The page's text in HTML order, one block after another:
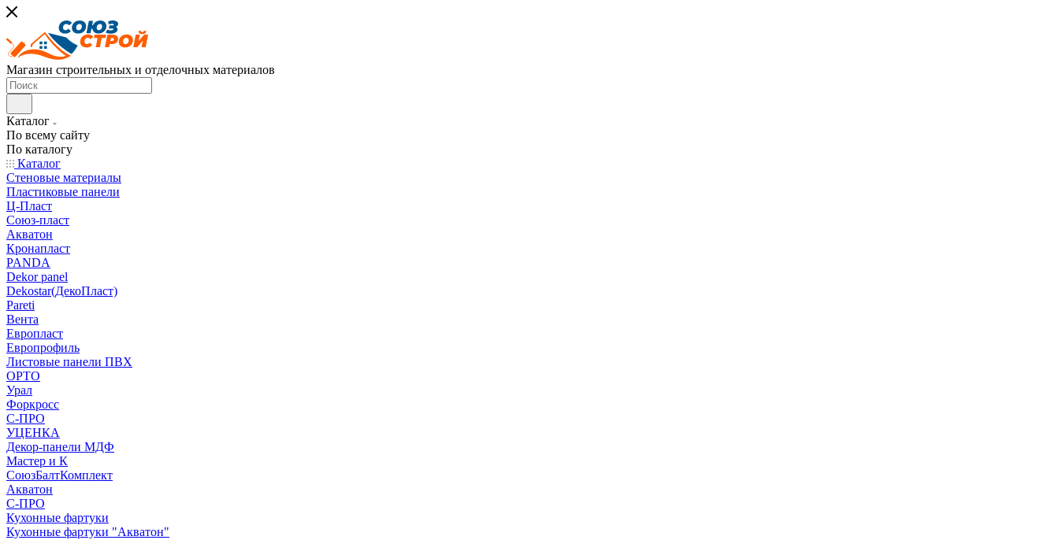
Магазин строительных и отделочных материалов
Каталог
По всему сайту
По каталогу
Каталог
Стеновые материалы
Пластиковые панели
Ц-Пласт
Союз-пласт
Акватон
Кронапласт
PANDA
Dekor panel
Dekostar(ДекоПласт)
Pareti
Вента
Европласт
Европрофиль
Листовые панели ПВХ
ОРТО
Урал
Форкросс
С-ПРО
УЦЕНКА
Декор-панели МДФ
Мастер и К
СоюзБалтКомплект
Акватон
С-ПРО
Кухонные фартуки
Кухонные фартуки "Акватон"